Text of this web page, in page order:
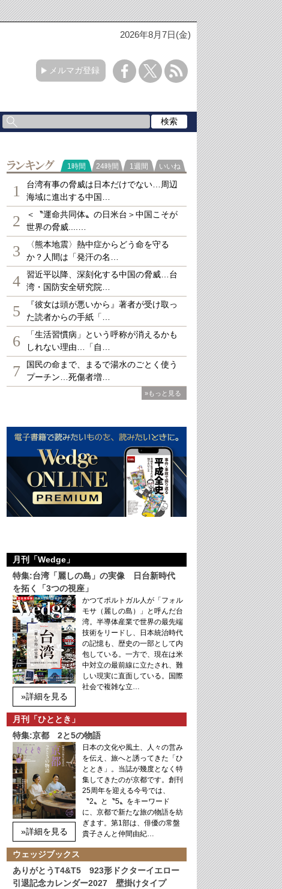
2026年8月7日(金)
メルマガ登録
ランキング
1時間 24時間 1週間 いいね
1
台湾有事の脅威は日本だけでない…周辺
海域に進出する中国…
2
＜〝運命共同体〟の日米台＞中国こそが
世界の脅威....…
3
〈熊本地震〉熱中症からどう命を守る
か？人間は「発汗の名…
4
習近平以降、深刻化する中国の脅威…台
湾・国防安全研究院…
5
『彼女は頭が悪いから』著者が受け取っ
た読者からの手紙「…
6
「生活習慣病」という呼称が消えるかも
しれない理由…「自…
7
国民の命まで、まるで湯水のごとく使う
プーチン…死傷者増…
»もっと見る
月刊「Wedge」
特集:台湾「麗しの島」の実像 日台新時代
を拓く「3つの視座」
»詳細を見る
かつてポルトガル人が「フォル
モサ（麗しの島）」と呼んだ台
湾。半導体産業で世界の最先端
技術をリードし、日本統治時代
の記憶も、歴史の一部として内
包している。一方で、現在は米
中対立の最前線に立たされ、難
しい現実に直面している。国際
社会で複雑な立…
月刊「ひととき」
特集:京都 2と5の物語
»詳細を見る
日本の文化や風土、人々の営み
を伝え、旅へと誘ってきた「ひ
ととき」。当誌が幾度となく特
集してきたのが京都です。創刊
25周年を迎える今号では、
〝2〟と〝5〟をキーワード
に、京都で新たな旅の物語を紡
ぎます。第1部は、俳優の常盤
貴子さんと仲間由紀…
ウェッジブックス
ありがとうT4&T5 923形ドクターイエロー
引退記念カレンダー2027 壁掛けタイプ